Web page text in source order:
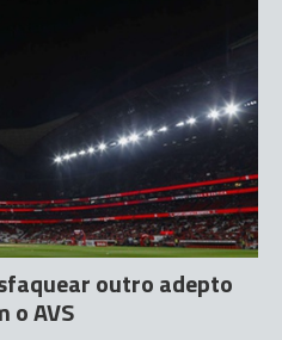
outro adepto
o AVS